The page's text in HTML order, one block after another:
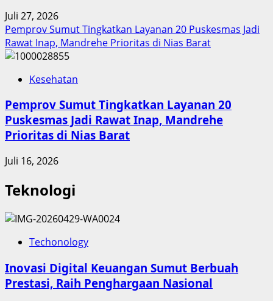
Juli 27, 2026
Pemprov Sumut Tingkatkan Layanan 20 Puskesmas Jadi
Rawat Inap, Mandrehe Prioritas di Nias Barat
Kesehatan
Pemprov Sumut Tingkatkan Layanan 20
Puskesmas Jadi Rawat Inap, Mandrehe
Prioritas di Nias Barat
Juli 16, 2026
Teknologi
Techonology
Inovasi Digital Keuangan Sumut Berbuah
Prestasi, Raih Penghargaan Nasional